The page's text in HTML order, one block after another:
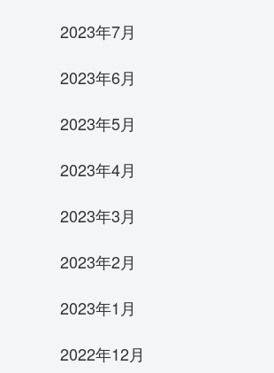
2023年7月
2023年6月
2023年5月
2023年4月
2023年3月
2023年2月
2023年1月
2022年12月